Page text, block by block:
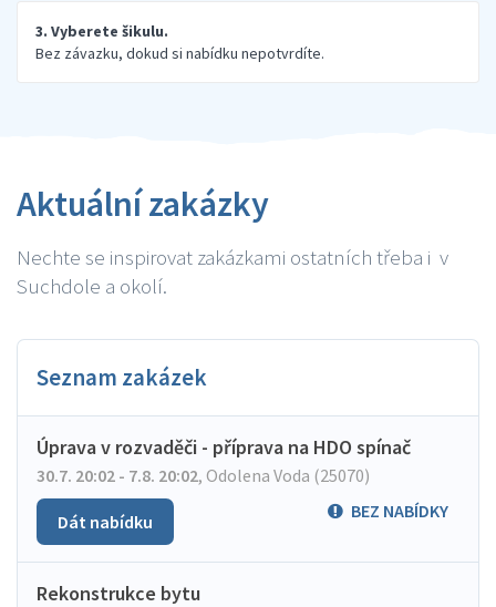
3. Vyberete šikulu.
Bez závazku, dokud si nabídku nepotvrdíte.
Aktuální zakázky
Nechte se inspirovat zakázkami ostatních třeba i v
Suchdole a okolí.
Seznam zakázek
Úprava v rozvaděči - příprava na HDO spínač
30.7. 20:02 - 7.8. 20:02, Odolena Voda (25070)
BEZ NABÍDKY
Dát nabídku
Rekonstrukce bytu